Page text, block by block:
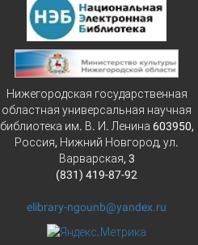
Нижегородская государственная
областная универсальная научная
библиотека им. В. И. Ленина 603950,
Россия, Нижний Новгород, ул.
Варварская, 3
(831) 419-87-92
elibrary-ngounb@yandex.ru